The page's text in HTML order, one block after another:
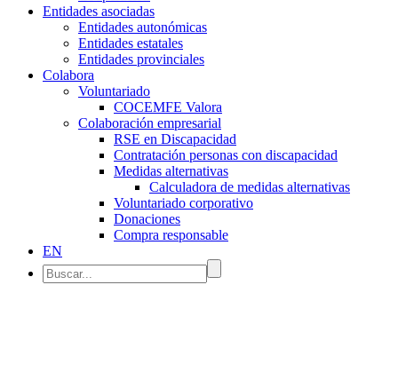
Entidades asociadas
Entidades autonómicas
Entidades estatales
Entidades provinciales
Colabora
Voluntariado
COCEMFE Valora
Colaboración empresarial
RSE en Discapacidad
Contratación personas con discapacidad
Medidas alternativas
Calculadora de medidas alternativas
Voluntariado corporativo
Donaciones
Compra responsable
EN